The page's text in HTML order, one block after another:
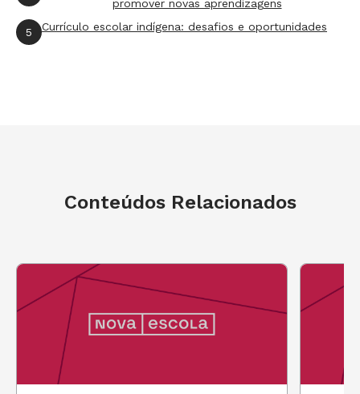
promover novas aprendizagens
5 Currículo escolar indígena: desafios e oportunidades
Conteúdos Relacionados